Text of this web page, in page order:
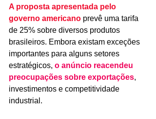
A proposta apresentada pelo
governo americano prevê uma tarifa
de 25% sobre diversos produtos
brasileiros. Embora existam exceções
importantes para alguns setores
estratégicos, o anúncio reacendeu
preocupações sobre exportações,
investimentos e competitividade
industrial.